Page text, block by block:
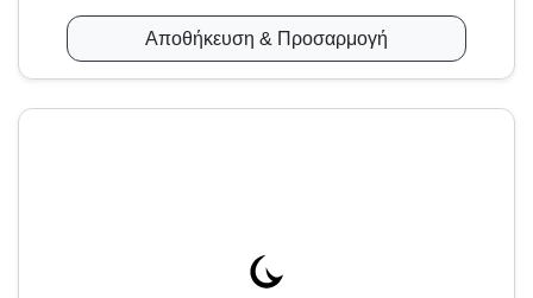
Αποθήκευση & Προσαρμογή